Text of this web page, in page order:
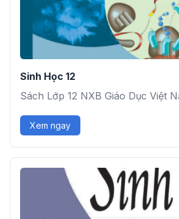
Sinh Học 12
Sách Lớp 12 NXB Giáo Dục Việt
Xem ngay